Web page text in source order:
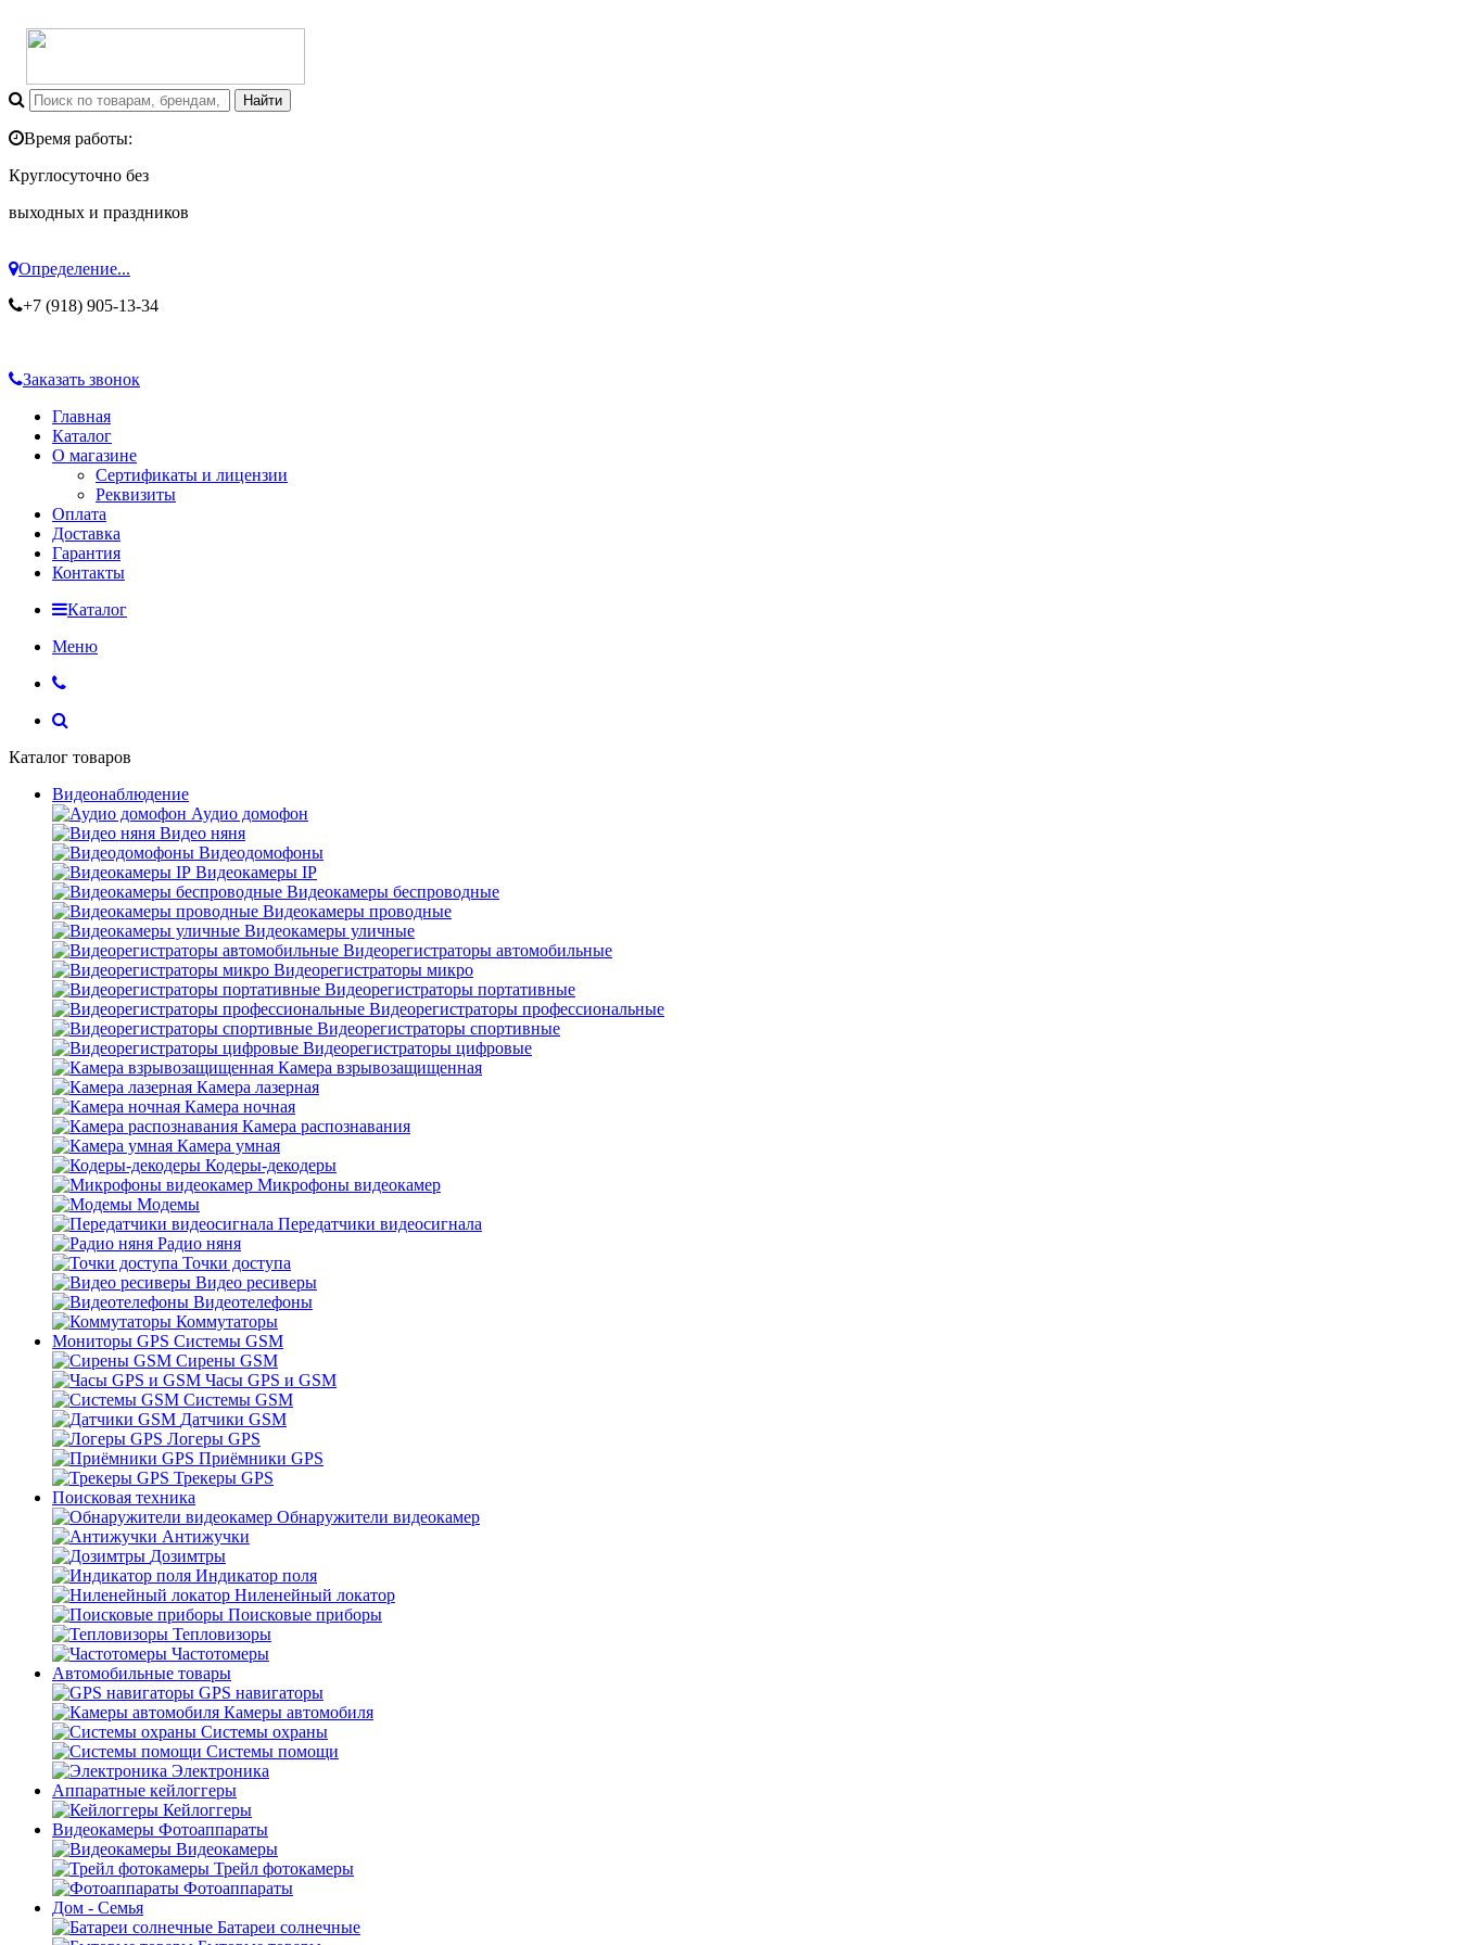
Время работы:
Круглосуточно без
выходных и праздников
Определение...
+7 (918) 905-13-34
Заказать звонок
Главная
Каталог
О магазине
Сертификаты и лицензии
Реквизиты
Оплата
Доставка
Гарантия
Контакты
Каталог
Меню
Каталог товаров
Видеонаблюдение
Аудио домофон
Видео няня
Видеодомофоны
Видеокамеры IP
Видеокамеры беспроводные
Видеокамеры проводные
Видеокамеры уличные
Видеорегистраторы автомобильные
Видеорегистраторы микро
Видеорегистраторы портативные
Видеорегистраторы профессиональные
Видеорегистраторы спортивные
Видеорегистраторы цифровые
Камера взрывозащищенная
Камера лазерная
Камера ночная
Камера распознавания
Камера умная
Кодеры-декодеры
Микрофоны видеокамер
Модемы
Передатчики видеосигнала
Радио няня
Точки доступа
Видео ресиверы
Видеотелефоны
Коммутаторы
Мониторы GPS Системы GSM
Сирены GSM
Часы GPS и GSM
Системы GSM
Датчики GSM
Логеры GPS
Приёмники GPS
Трекеры GPS
Поисковая техника
Обнаружители видеокамер
Антижучки
Дозимтры
Индикатор поля
Ниленейный локатор
Поисковые приборы
Тепловизоры
Частотомеры
Автомобильные товары
GPS навигаторы
Камеры автомобиля
Системы охраны
Системы помощи
Электроника
Аппаратные кейлоггеры
Кейлоггеры
Видеокамеры Фотоаппараты
Видеокамеры
Трейл фотокамеры
Фотоаппараты
Дом - Семья
Батареи солнечные